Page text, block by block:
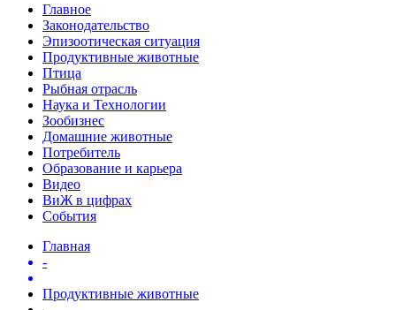
Главное
Законодательство
Эпизоотическая ситуация
Продуктивные животные
Птица
Рыбная отрасль
Наука и Технологии
Зообизнес
Домашние животные
Потребитель
Образование и карьера
Видео
ВиЖ в цифрах
События
Главная
-
Продуктивные животные